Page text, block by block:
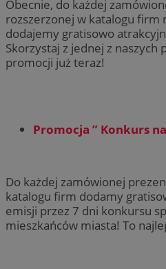
Obecnie, do każdej
rozszerzonej w katalogu firm
dodajemy gratisowo
Skorzystaj z jednej z naszych
promocji już teraz!
Promocja ” Konkurs
Do każdej zamówionej
katalogu firm dodamy
emisji przez 7 dni konkursu
mieszkańców miasta! To